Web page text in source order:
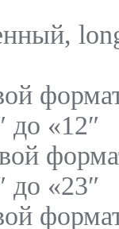
до «12″
до «23″